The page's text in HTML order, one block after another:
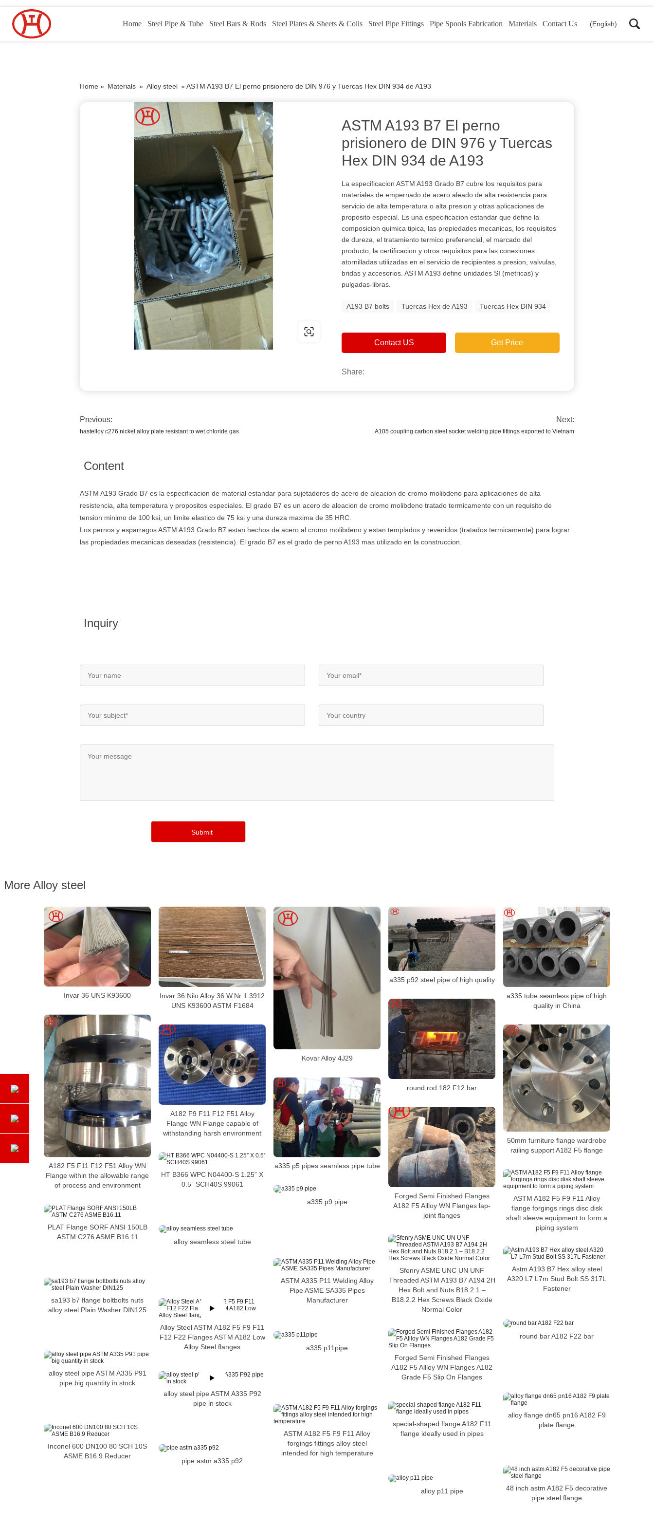
Home Steel Pipe & Tube Steel Bars & Rods Steel Plates & Sheets & Coils Steel Pipe Fittings Pipe Spools Fabrication Materials Contact Us (English)
Home » Materials » Alloy steel »ASTM A193 B7 El perno prisionero de DIN 976 y Tuercas Hex DIN 934 de A193
ASTM A193 B7 El perno
prisionero de DIN 976 y Tuercas
Hex DIN 934 de A193
La especificacion ASTM A193 Grado B7 cubre los requisitos para
materiales de empernado de acero aleado de alta resistencia para
servicio de alta temperatura o alta presion y otras aplicaciones de
proposito especial. Es una especificacion estandar que define la
composicion quimica tipica, las propiedades mecanicas, los requisitos
de dureza, el tratamiento termico preferencial, el marcado del
producto, la certificacion y otros requisitos para las conexiones
atornilladas utilizadas en el servicio de recipientes a presion, valvulas,
bridas y accesorios. ASTM A193 define unidades SI (metricas) y
pulgadas-libras.
A193 B7 bolts Tuercas Hex de A193 Tuercas Hex DIN 934
Contact US Get Price
Share:
Previous:
hastelloy c276 nickel alloy plate resistant to wet chloride gas
Next:
A105 coupling carbon steel socket welding pipe fittings exported to Vietnam
Content
ASTM A193 Grado B7 es la especificacion de material estandar para sujetadores de acero de aleacion de cromo-molibdeno para aplicaciones de alta
resistencia, alta temperatura y propositos especiales. El grado B7 es un acero de aleacion de cromo molibdeno tratado termicamente con un requisito de
tension minimo de 100 ksi, un limite elastico de 75 ksi y una dureza maxima de 35 HRC.
Los pernos y esparragos ASTM A193 Grado B7 estan hechos de acero al cromo molibdeno y estan templados y revenidos (tratados termicamente) para lograr
las propiedades mecanicas deseadas (resistencia). El grado B7 es el grado de perno A193 mas utilizado en la construccion.
Inquiry
More Alloy steel
Invar 36 UNS K93600
Invar 36 Nilo Alloy 36 W.Nr 1.3912
UNS K93600 ASTM F1684
Kovar Alloy 4J29
a335 p92 steel pipe of high quality
a335 tube seamless pipe of high
quality in China
round rod 182 F12 bar
A182 F5 F11 F12 F51 Alloy WN
Flange within the allowable range
of process and environment
A182 F9 F11 F12 F51 Alloy
Flange WN Flange capable of
withstanding harsh environment
50mm furniture flange wardrobe
railing support A182 F5 flange
a335 p5 pipes seamless pipe tube
Forged Semi Finished Flanges
A182 F5 Allloy WN Flanges lap-
joint flanges
HT B366 WPC N04400-S 1.25” X
0.5” SCH40S 99061
ASTM A182 F5 F9 F11 Alloy
flange forgings rings disc disk
shaft sleeve equipment to form a
piping system
a335 p9 pipe
PLAT Flange SORF ANSI 150LB
ASTM C276 ASME B16.11
alloy seamless steel tube
Sfenry ASME UNC UN UNF
Threaded ASTM A193 B7 A194 2H
Hex Bolt and Nuts B18.2.1 –
B18.2.2 Hex Screws Black Oxide
Normal Color
Astm A193 B7 Hex alloy steel
A320 L7 L7m Stud Bolt SS 317L
Fastener
ASTM A335 P11 Welding Alloy
Pipe ASME SA335 Pipes
Manufacturer
sa193 b7 flange boltbolts nuts
alloy steel Plain Washer DIN125
Alloy Steel ASTM A182 F5 F9 F11
F12 F22 Flanges ASTM A182 Low
Alloy Steel flanges
round bar A182 F22 bar
Forged Semi Finished Flanges
A182 F5 Allloy WN Flanges A182
Grade F5 Slip On Flanges
a335 p11pipe
alloy steel pipe ASTM A335 P91
pipe big quantity in stock
alloy steel pipe ASTM A335 P92
pipe in stock
alloy flange dn65 pn16 A182 F9
plate flange
special-shaped flange A182 F11
flange ideally used in pipes
ASTM A182 F5 F9 F11 Alloy
forgings fittings alloy steel
intended for high temperature
Inconel 600 DN100 80 SCH 10S
ASME B16.9 Reducer
pipe astm a335 p92
48 inch astm A182 F5 decorative
pipe steel flange
alloy p11 pipe